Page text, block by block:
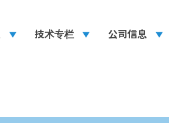
play_arrow 技术专栏 play_arrow 公司信息 play_arrow